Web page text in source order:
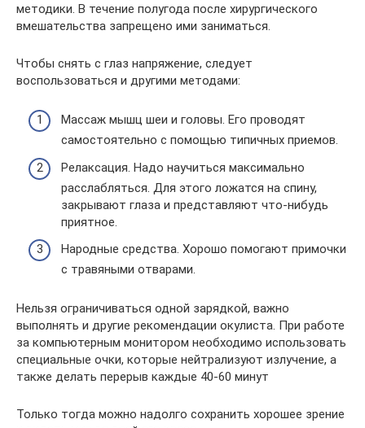
методики. В течение полугода после хирургического
вмешательства запрещено ими заниматься.
Чтобы снять с глаз напряжение, следует
воспользоваться и другими методами:
Массаж мышц шеи и головы. Его проводят
самостоятельно с помощью типичных приемов.
Релаксация. Надо научиться максимально
расслабляться. Для этого ложатся на спину,
закрывают глаза и представляют что-нибудь
приятное.
Народные средства. Хорошо помогают примочки
с травяными отварами.
Нельзя ограничиваться одной зарядкой, важно
выполнять и другие рекомендации окулиста. При работе
за компьютерным монитором необходимо использовать
специальные очки, которые нейтрализуют излучение, а
также делать перерыв каждые 40-60 минут
Только тогда можно надолго сохранить хорошее зрение